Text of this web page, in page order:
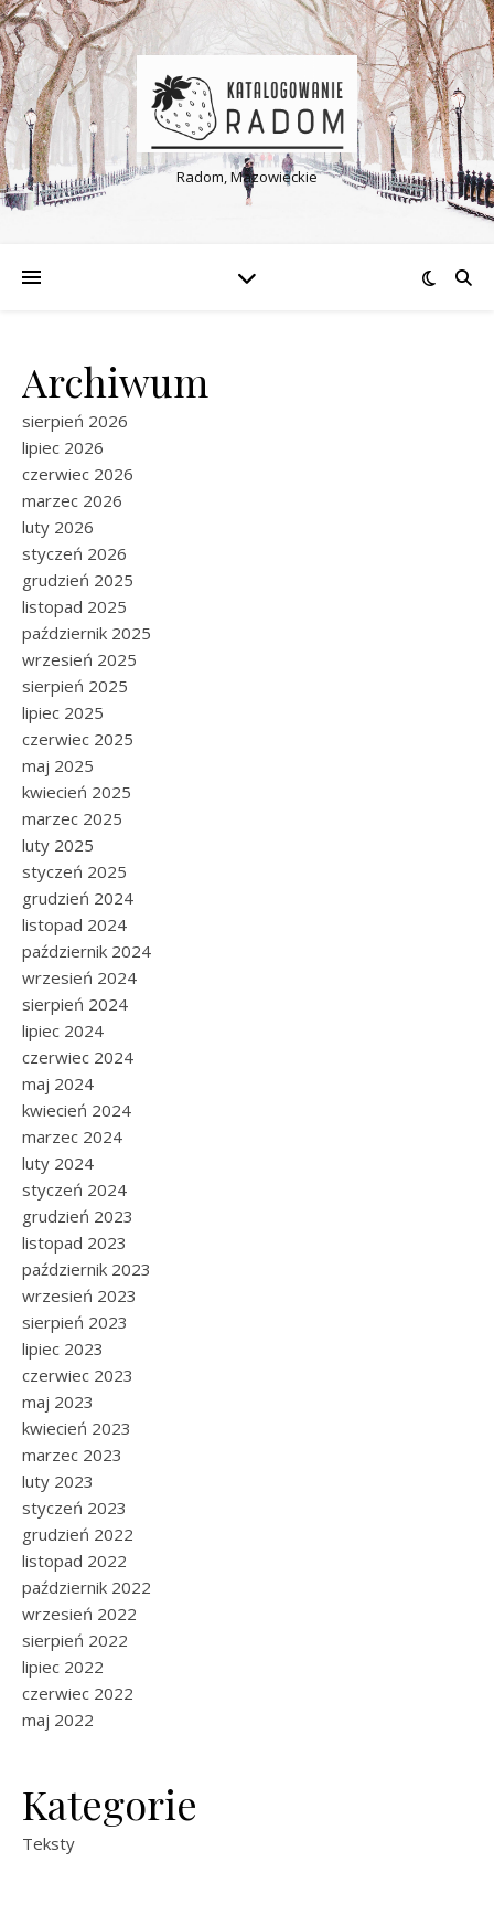
Radom, Mazowieckie
Archiwum
sierpień 2026
lipiec 2026
czerwiec 2026
marzec 2026
luty 2026
styczeń 2026
grudzień 2025
listopad 2025
październik 2025
wrzesień 2025
sierpień 2025
lipiec 2025
czerwiec 2025
maj 2025
kwiecień 2025
marzec 2025
luty 2025
styczeń 2025
grudzień 2024
listopad 2024
październik 2024
wrzesień 2024
sierpień 2024
lipiec 2024
czerwiec 2024
maj 2024
kwiecień 2024
marzec 2024
luty 2024
styczeń 2024
grudzień 2023
listopad 2023
październik 2023
wrzesień 2023
sierpień 2023
lipiec 2023
czerwiec 2023
maj 2023
kwiecień 2023
marzec 2023
luty 2023
styczeń 2023
grudzień 2022
listopad 2022
październik 2022
wrzesień 2022
sierpień 2022
lipiec 2022
czerwiec 2022
maj 2022
Kategorie
Teksty